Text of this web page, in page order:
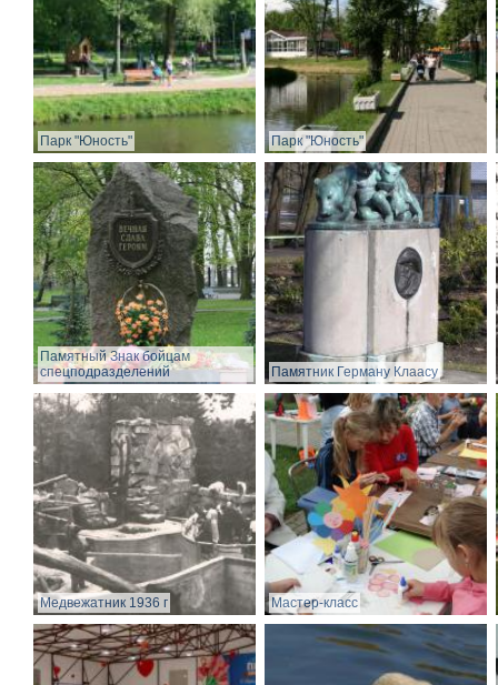
Парк "Юность" Парк "Юность"
Памятный Знак бойцам
спецподразделений
Памятник Герману Клаасу
Медвежатник 1936 г Мастер-класс